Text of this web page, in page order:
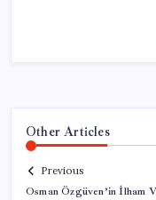
Other Articles
Previous
Osman Özgüven’in İlham